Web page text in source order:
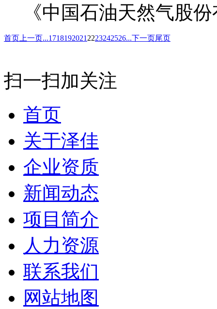
《中国石油天然气股
首页上一页 ...17181920212223242526... 下一页 尾页
扫一扫加关注
首页
关于泽佳
企业资质
新闻动态
项目简介
人力资源
联系我们
网站地图